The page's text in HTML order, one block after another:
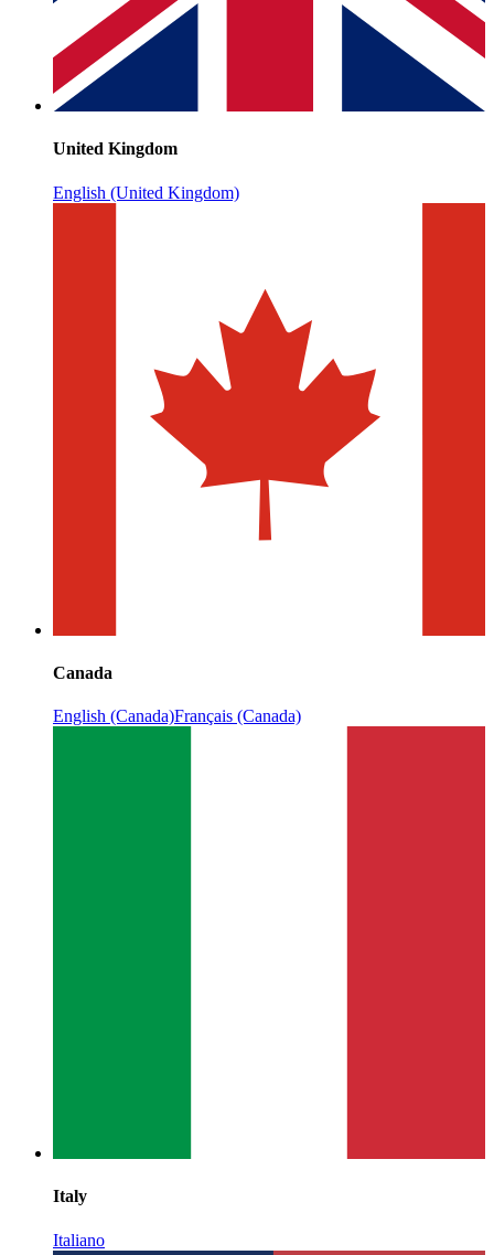
United Kingdom
English (United Kingdom)
Canada
English (Canada)Français (Canada)
Italy
Italiano